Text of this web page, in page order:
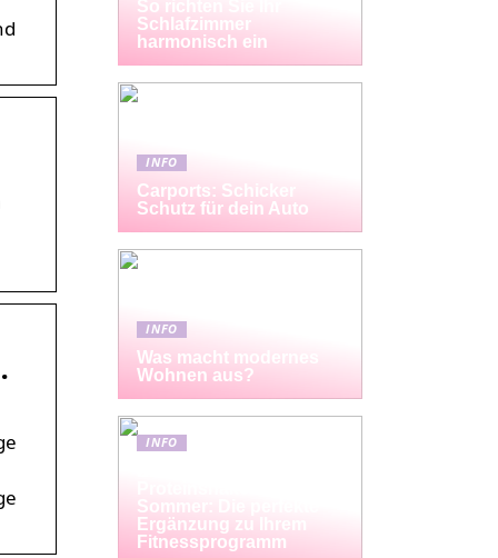
So richten Sie Ihr
Schlafzimmer
harmonisch ein
INFO
Carports: Schicker
Schutz für dein Auto
INFO
Was macht modernes
Wohnen aus?
INFO
Sommer: Die perfekte
Ergänzung zu Ihrem
Fitnessprogramm